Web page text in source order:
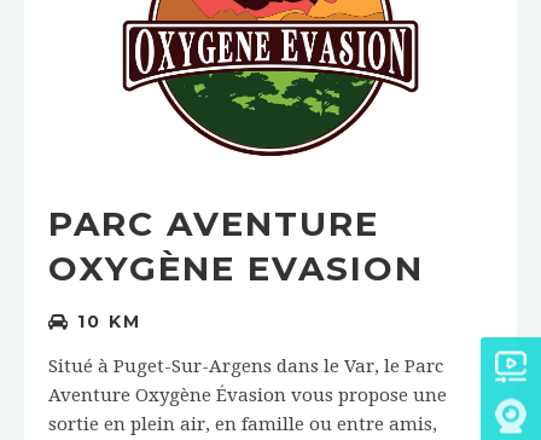
PARC AVENTURE
OXYGÈNE EVASION
10 KM
Situé à Puget-Sur-Argens dans le Var, le Parc
Aventure Oxygène Évasion vous propose une
sortie en plein air, en famille ou entre amis,